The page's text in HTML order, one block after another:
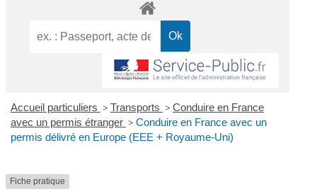
Accueil particuliers > Transports > Conduire en France
avec un permis étranger > Conduire en France avec un
permis délivré en Europe (EEE + Royaume-Uni)
Fiche pratique